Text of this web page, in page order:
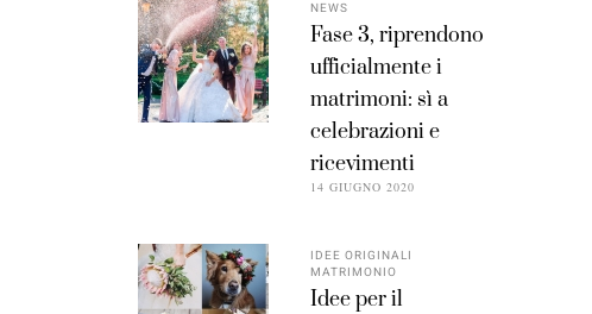
NEWS
Fase 3, riprendono
ufficialmente i
matrimoni: sì a
celebrazioni e
ricevimenti
14 GIUGNO 2020
IDEE ORIGINALI
MATRIMONIO
Idee per il